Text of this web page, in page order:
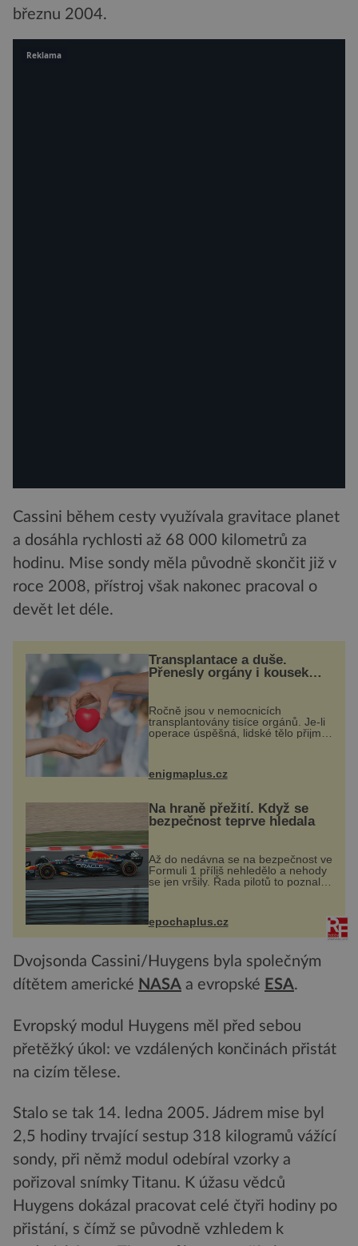
březnu 2004.
Cassini během cesty využívala gravitace planet
a dosáhla rychlosti až 68 000 kilometrů za
hodinu. Mise sondy měla původně skončit již v
roce 2008, přístroj však nakonec pracoval o
devět let déle.
Transplantace a duše.
Přenesly orgány i kousek
Ročně jsou v nemocnicích
transplantovány tisíce orgánů. Je-li
operace úspěšná, lidské tělo přijme
co když při transplantaci
nepřijímám...
enigmaplus.cz
Na hraně přežití. Když se
bezpečnost teprve hledala
Až do nedávna se na bezpečnost ve
Formuli 1 příliš nehledělo a nehody
se jen vršily. Řada pilotů to poznala
na vlastní kůži, často s trvalými
následky nebo bohužel i ztrátou
života. Dnes nepochopiteln...
epochaplus.cz
Dvojsonda Cassini/Huygens byla společným
dítětem americké NASA a evropské ESA.
Evropský modul Huygens měl před sebou
přetěžký úkol: ve vzdálených končinách přistát
na cizím tělese.
Stalo se tak 14. ledna 2005. Jádrem mise byl
2,5 hodiny trvající sestup 318 kilogramů vážící
sondy, při němž modul odebíral vzorky a
pořizoval snímky Titanu. K úžasu vědců
Huygens dokázal pracovat celé čtyři hodiny po
přistání, s čímž se původně vzhledem k
Reklama